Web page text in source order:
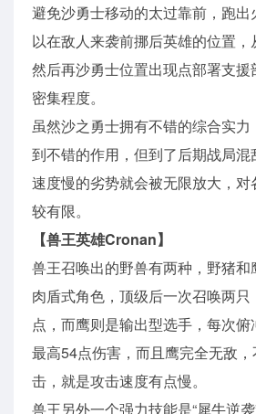
避免沙勇士移动的太过靠前，跑
以在敌人来袭前挪后英雄的位置，
然后再沙勇士位置出现点部署支
密集程度。
虽然沙之勇士拥有不错的综合实
到不错的作用，但到了后期战局
速度慢的劣势就会被无限放大，
较有限。
【兽王英雄Cronan】
兽王召唤出的野兽有两种，野猪
肉盾式角色，顶级后一次召唤两
点，而鹰则是输出型选手，每次
最高54点伤害，而且鹰完全无敌
击，就是攻击速度有点慢。
兽王另外一个强力技能是“犀牛逆